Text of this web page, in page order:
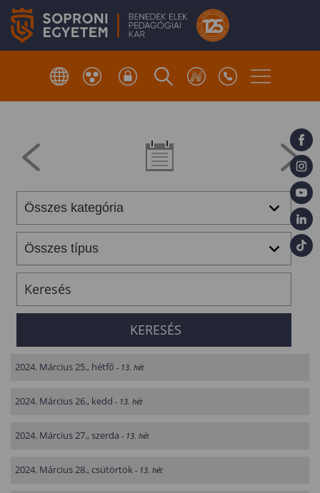
2024. Március 25., hétfő - 13. hét
2024. Március 26., kedd - 13. hét
2024. Március 27., szerda - 13. hét
2024. Március 28., csütörtök - 13. hét